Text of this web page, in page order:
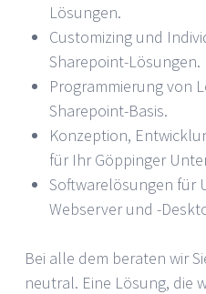
Lösungen.
Customizing und
Sharepoint-Lösungen.
Programmierung von
Sharepoint-Basis.
Konzeption,
für Ihr Göppinger
Softwarelösungen für
Webserver und -
Bei alle dem beraten wir
neutral. Eine Lösung, die